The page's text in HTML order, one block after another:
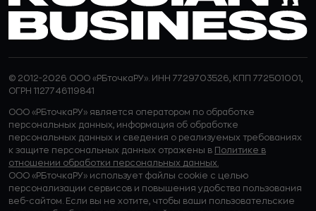
© 2012-2026 ООО «РБточкаРУ». ИНН 7729703526, КПП 772501001,
ОГРН 1127746119841
ООО «РБточкаРУ» является оператором по обработке
персональных данных, информация об обработке
персональных данных и сведения о реализуемых требованиях
к защите персональных данных отражены в
Политике в
отношении обработки персональных данных.
ООО «РБточкаРУ» использует файлы cookie с целью
персонализации сервисов и повышения удобства пользования
веб-сайтом. Если вы не хотите, чтобы ваши пользовательские